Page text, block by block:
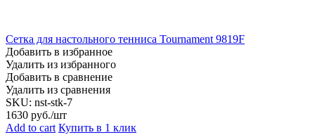
Сетка для настольного тенниса Tournament 9819F
Добавить в избранное
Удалить из избранного
Добавить в сравнение
Удалить из сравнения
SKU: nst-stk-7
1630 руб./шт
Add to cart Купить в 1 клик